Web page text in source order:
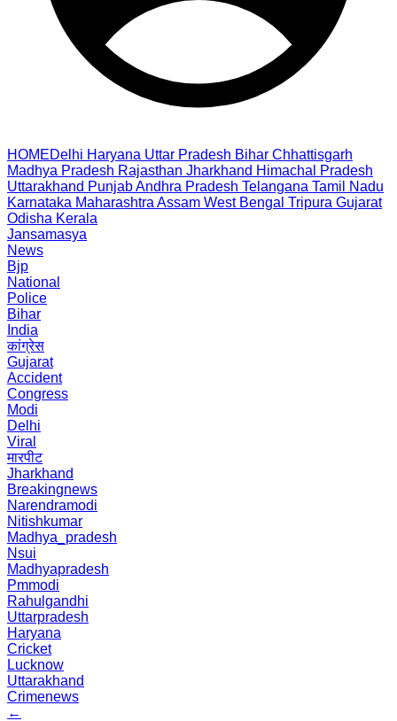
HOMEDelhi Haryana Uttar Pradesh Bihar Chhattisgarh
Madhya Pradesh Rajasthan Jharkhand Himachal Pradesh
Uttarakhand PunjabAndhra Pradesh Telangana Tamil Nadu
Karnataka Maharashtra Assam West Bengal Tripura Gujarat
Odisha Kerala
Jansamasya
News
Bjp
National
Police
Bihar
India
कांग्रेस
Gujarat
Accident
Congress
Modi
Delhi
Viral
मारपीट
Jharkhand
Breakingnews
Narendramodi
Nitishkumar
Madhya_pradesh
Nsui
Madhyapradesh
Pmmodi
Rahulgandhi
Uttarpradesh
Haryana
Cricket
Lucknow
Uttarakhand
Crimenews
←